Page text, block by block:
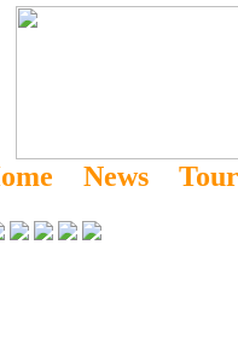
News Tour